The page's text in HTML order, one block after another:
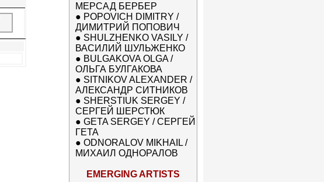
МЕРСАД БЕРБЕР
● POPOVICH DIMITRY /
ДИМИТРИЙ ПОПОВИЧ
● SHULZHENKO VASILY /
ВАСИЛИЙ ШУЛЬЖЕНКО
● BULGAKOVA OLGA /
ОЛЬГА БУЛГАКОВА
● SITNIKOV ALEXANDER /
АЛЕКСАНДР СИТНИКОВ
● SHERSTIUK SERGEY /
СЕРГЕЙ ШЕРСТЮК
● GETA SERGEY / СЕРГЕЙ
ГЕТА
● ODNORALOV MIKHAIL /
МИХАИЛ ОДНОРАЛОВ
EMERGING ARTISTS